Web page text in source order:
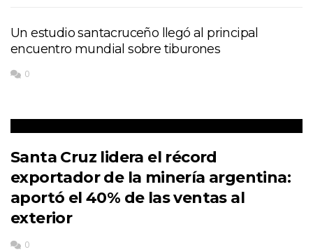
Un estudio santacruceño llegó al principal
encuentro mundial sobre tiburones
0
Santa Cruz lidera el récord
exportador de la minería argentina:
aportó el 40% de las ventas al
exterior
0